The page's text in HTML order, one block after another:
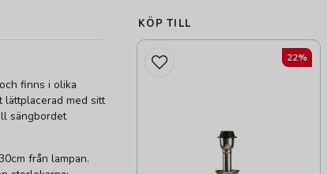
finns i olika
med sitt
sängbordet
från lampan.
KÖP TILL
22%